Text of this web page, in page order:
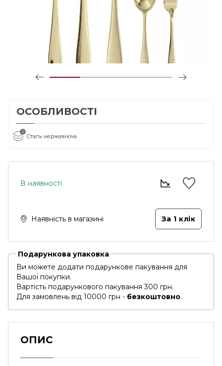
ОСОБЛИВОСТІ
i
Сталь нержавіюча
В наявності
Наявність в магазині За 1 клiк
Подарункова упаковка
Ви можете додати подарункове пакування для
Вашої покупки.
Вартість подарункового пакування 300 грн.
Для замовлень від 10000 грн - безкоштовно.
ОПИС